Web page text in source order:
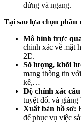
đứng và ngang.
Tại sao lựa chọn phần
Mô hình trực
chính xác về mặt
2D.
Số lượng, khối
mang thông tin
kê,…
Độ chính xác
tuyệt đối và giàng
Xuất bán hồ sơ:
để phục vụ việc